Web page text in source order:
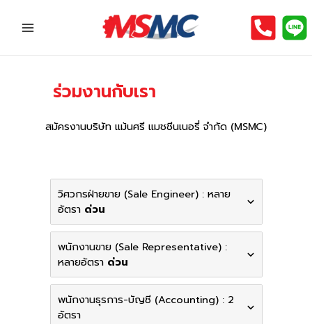
Main
ร่วมงานกับเรา
สมัครงานบริษัท แม้นศรี แมชชีนเนอรี่ จำกัด (MSMC)
วิศวกรฝ่ายขาย (Sale Engineer) : หลาย
อัตรา ด่วน
พนักงานขาย (Sale Representative) :
หลายอัตรา ด่วน
พนักงานธุรการ-บัญชี (Accounting) : 2
อัตรา